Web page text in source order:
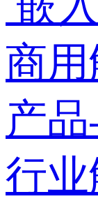
商
产
行